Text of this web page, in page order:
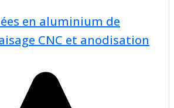
en aluminium de
CNC et anodisation